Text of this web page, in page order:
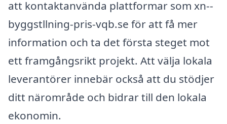
att kontaktanvända plattformar som xn--
byggstllning-pris-vqb.se för att få mer
information och ta det första steget mot
ett framgångsrikt projekt. Att välja lokala
leverantörer innebär också att du stödjer
ditt närområde och bidrar till den lokala
ekonomin.